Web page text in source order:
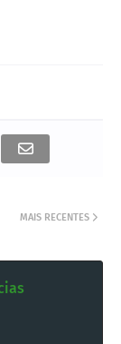
MAIS RECENTES